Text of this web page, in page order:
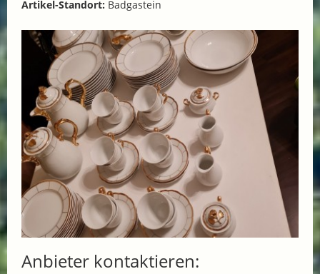
Artikel-Standort: Badgastein
Anbieter kontaktieren: